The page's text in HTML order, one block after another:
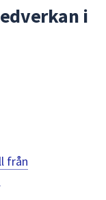
sökfältet
för
i
från